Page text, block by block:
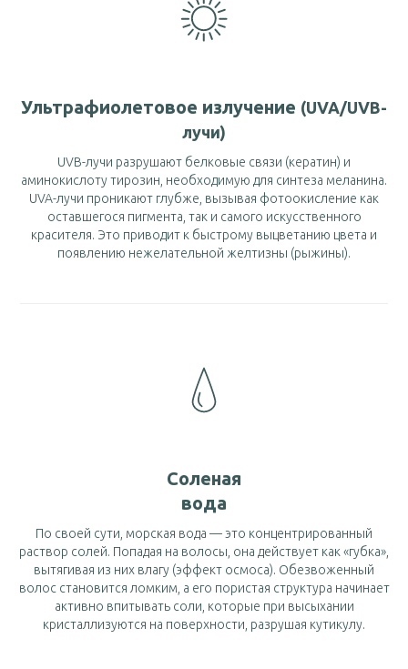
Ультрафиолетовое излучение (UVA/UVB-
лучи)
UVB-лучи разрушают белковые связи (кератин) и
аминокислоту тирозин, необходимую для синтеза меланина.
UVA-лучи проникают глубже, вызывая фотоокисление как
оставшегося пигмента, так и самого искусственного
красителя. Это приводит к быстрому выцветанию цвета и
появлению нежелательной желтизны (рыжины).
Соленая
вода
По своей сути, морская вода — это концентрированный
раствор солей. Попадая на волосы, она действует как «губка»,
вытягивая из них влагу (эффект осмоса). Обезвоженный
волос становится ломким, а его пористая структура начинает
активно впитывать соли, которые при высыхании
кристаллизуются на поверхности, разрушая кутикулу.